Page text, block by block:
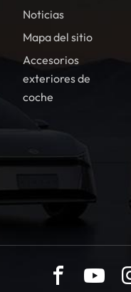
Noticias
Mapa del sitio
Accesorios
exteriores de
coche